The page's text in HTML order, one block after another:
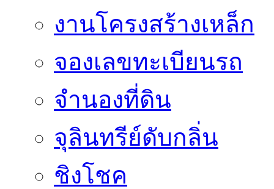
งานโครงสร้างเหล็ก
จองเลขทะเบียนรถ
จำนองที่ดิน
จุลินทรีย์ดับกลิ่น
ชิงโชค